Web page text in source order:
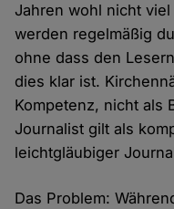
Jahren wohl nicht
werden regelmäßig
ohne dass den
dies klar ist.
Kompetenz, nicht als
Journalist gilt als
leichtgläubiger
Das Problem: